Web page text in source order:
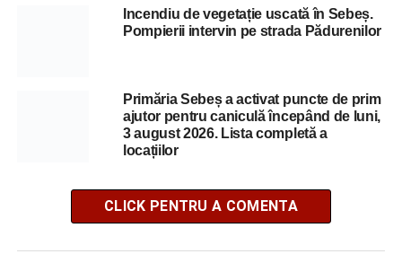
Incendiu de vegetație uscată în Sebeș.
Pompierii intervin pe strada Pădurenilor
Primăria Sebeș a activat puncte de prim
ajutor pentru caniculă începând de luni,
3 august 2026. Lista completă a
locațiilor
CLICK PENTRU A COMENTA